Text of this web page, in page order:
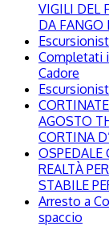
VIGILI DEL
DA FANGO
Completati
Cadore
AGOSTO
CORTINA
OSPEDALE
REALTÀ
STABILE
Arresto a
spaccio